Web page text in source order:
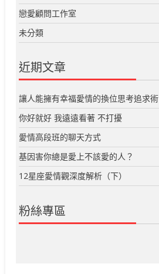
戀愛顧問工作室
未分類
近期文章
讓人能擁有幸福愛情的換位思考追求術
你好就好 我遠遠看著 不打擾
愛情高段班的聊天方式
基因害你總是愛上不該愛的人？
12星座愛情觀深度解析（下）
粉絲專區